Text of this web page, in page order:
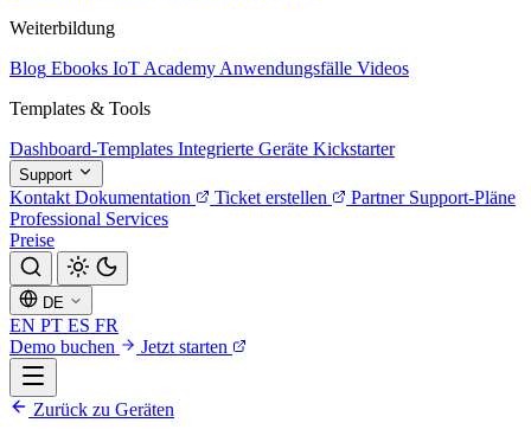
Weiterbildung
Blog Ebooks IoT Academy Anwendungsfälle Videos
Templates & Tools
Dashboard-Templates Integrierte Geräte Kickstarter
Support
Kontakt Dokumentation Ticket erstellen Partner Support-Pläne
Professional Services
Preise
DE
EN PT ES FR
Demo buchen
Jetzt starten
Zurück zu Geräten